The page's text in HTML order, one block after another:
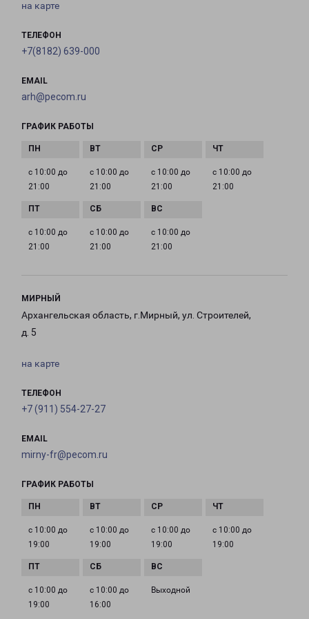
на карте
ТЕЛЕФОН
+7(8182) 639-000
EMAIL
arh@pecom.ru
ГРАФИК РАБОТЫ
с 10:00 до
21:00
с 10:00 до
21:00
с 10:00 до
21:00
с 10:00 до
21:00
с 10:00 до
21:00
с 10:00 до
21:00
с 10:00 до
21:00
МИРНЫЙ
Архангельская область, г.Мирный, ул. Строителей,
д. 5
на карте
ТЕЛЕФОН
+7 (911) 554-27-27
EMAIL
mirny-fr@pecom.ru
ГРАФИК РАБОТЫ
с 10:00 до
19:00
с 10:00 до
19:00
с 10:00 до
19:00
с 10:00 до
19:00
с 10:00 до
19:00
с 10:00 до
16:00
Выходной